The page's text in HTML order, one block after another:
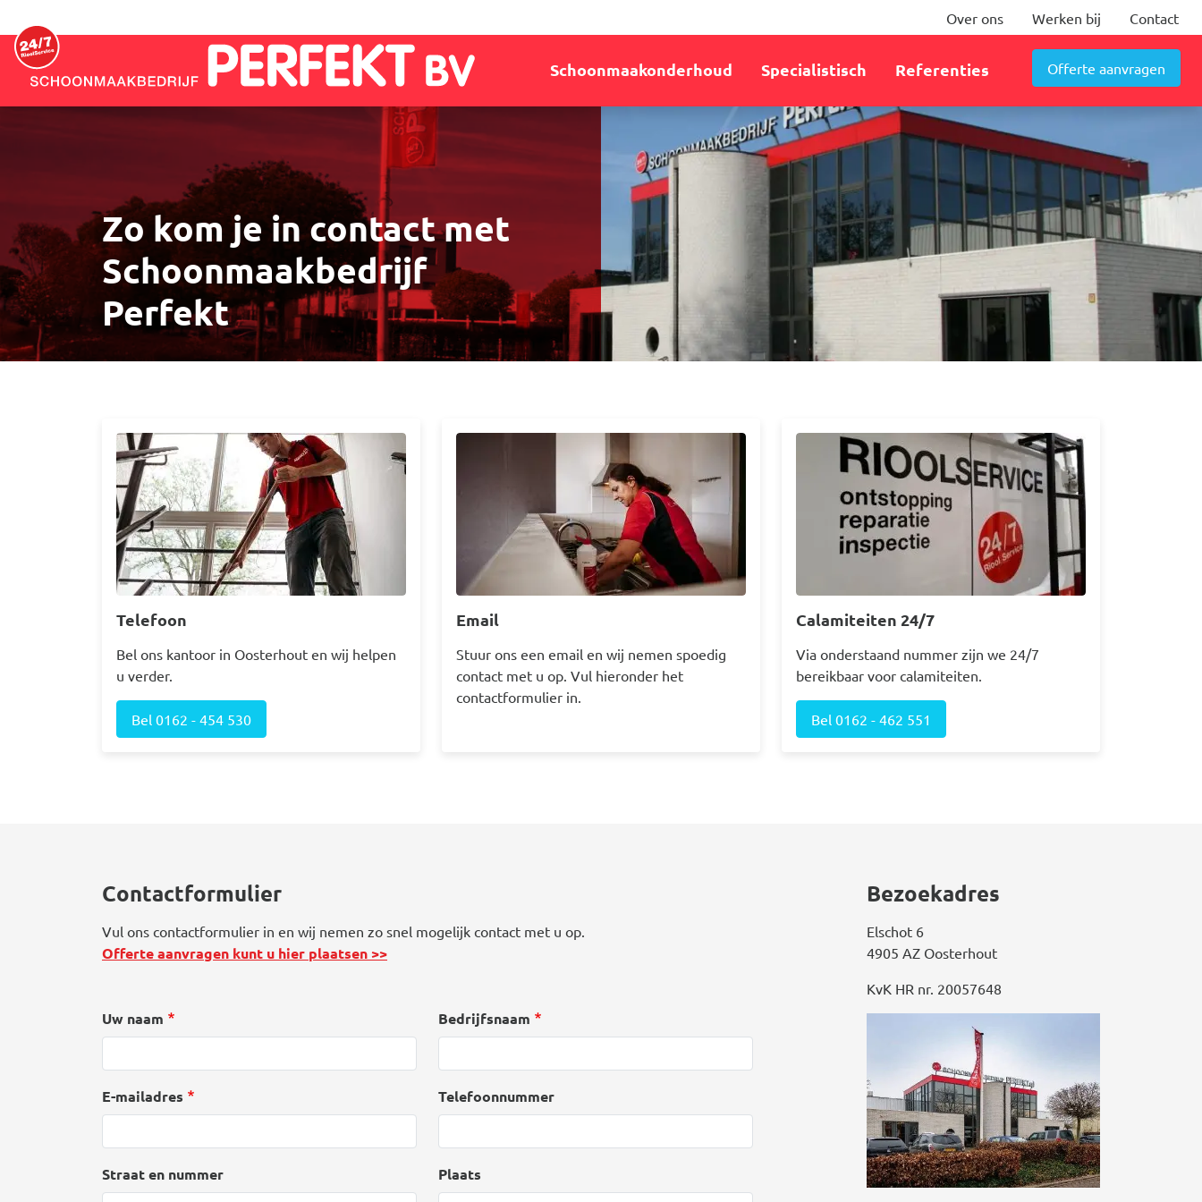
Schoonmaakonderhoud Specialistisch Referenties
Over ons Werken bij Contact
Offerte aanvragen
Zo kom je in contact met
Schoonmaakbedrijf
Perfekt
Afbeelding
Telefoon
Bel ons kantoor in Oosterhout en wij helpen
u verder.
Bel 0162 - 454 530
Email
Stuur ons een email en wij nemen spoedig
contact met u op. Vul hieronder het
contactformulier in.
Afbeelding
Calamiteiten 24/7
Via onderstaand nummer zijn we 24/7
bereikbaar voor calamiteiten.
Bel 0162 - 462 551
Contactformulier
Vul ons contactformulier in en wij nemen zo snel mogelijk contact met u op.
Offerte aanvragen kunt u hier plaatsen >>
Uw naam Bedrijfsnaam
E-mailadres Telefoonnummer
Straat en nummer Plaats
Bezoekadres
Elschot 6
4905 AZ Oosterhout
KvK HR nr. 20057648